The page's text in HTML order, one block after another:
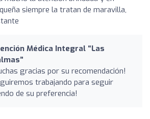
siempre la tratan de maravilla,
Médica Integral “Las
gracias por su recomendación!
trabajando para seguir
de su preferencia!